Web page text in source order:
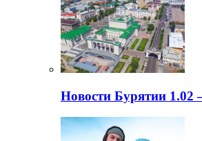
Новости Бурятии 1.02